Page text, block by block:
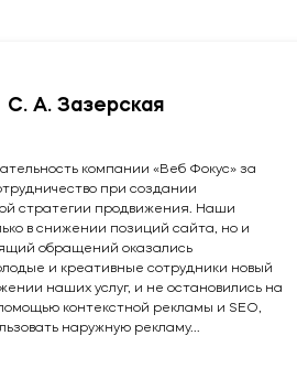
С. А. Зазерская
компании «Веб Фокус» за
при создании
в снижении позиций сайта, но и
и креативные сотрудники новый
услуг, и не остановились на
контекстной рекламы и SEO,
предложив использовать наружную рекламу...